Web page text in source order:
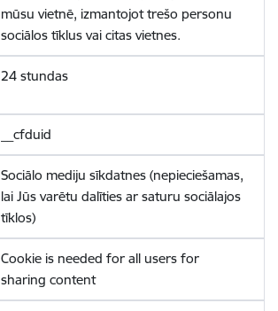
mūsu vietnē, izmantojot trešo personu
sociālos tīklus vai citas vietnes.
24 stundas
__cfduid
Sociālo mediju sīkdatnes (nepieciešamas,
lai Jūs varētu dalīties ar saturu sociālajos
tīklos)
Cookie is needed for all users for
sharing content